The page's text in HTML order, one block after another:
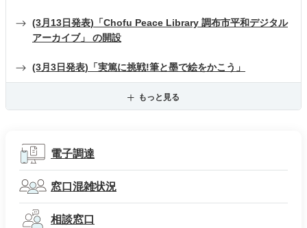
(3月13日発表)「Chofu Peace Library 調布市平和デジタル
アーカイブ」 の開設
(3月3日発表)「実篤に挑戦!筆と墨で絵をかこう」
もっと見る
電子調達
窓口混雑状況
相談窓口